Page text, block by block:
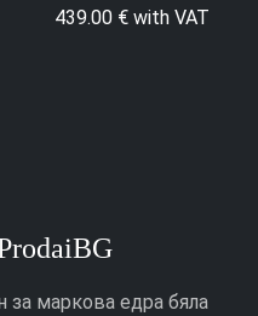
439.00 € with VAT
за маркова едра бяла